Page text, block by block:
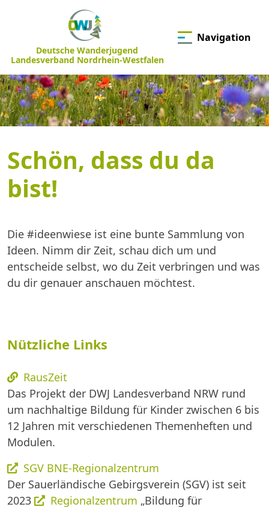
Deutsche Wanderjugend
Landesverband Nordrhein-Westfalen
Navigation
Schön, dass du da
bist!
Die #ideenwiese ist eine bunte Sammlung von
Ideen. Nimm dir Zeit, schau dich um und
entscheide selbst, wo du Zeit verbringen und was
du dir genauer anschauen möchtest.
Nützliche Links
RausZeit
Das Projekt der DWJ Landesverband NRW rund
um nachhaltige Bildung für Kinder zwischen 6 bis
12 Jahren mit verschiedenen Themenheften und
Modulen.
SGV BNE-Regionalzentrum
Der Sauerländische Gebirgsverein (SGV) ist seit
2023
Regionalzentrum „Bildung für